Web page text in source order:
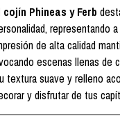
cojín Phineas y Ferb
representando
de alta calidad
escenas llenas de
textura suave y relleno
y disfrutar de tus